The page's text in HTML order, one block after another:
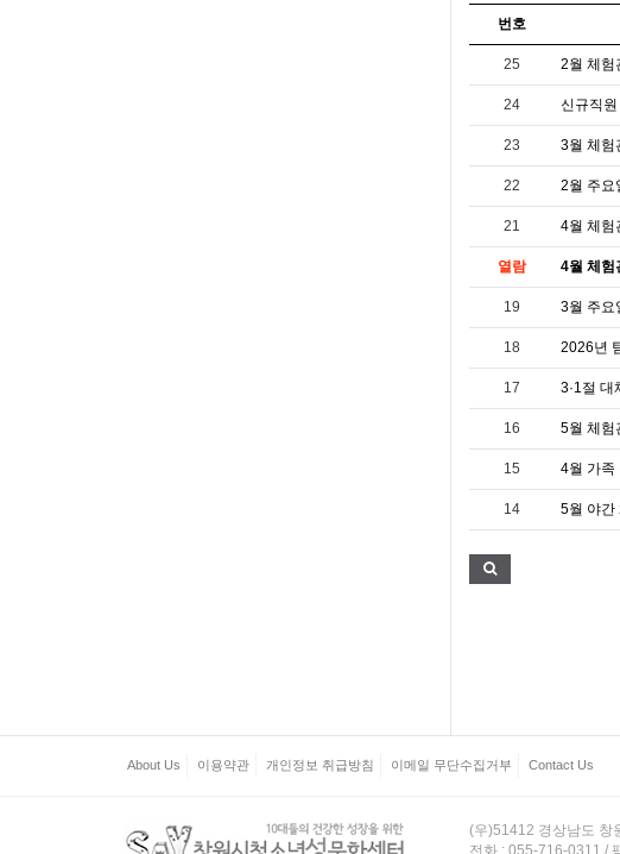
번호
25 2월 체험
24 신규직
23 3월 체험
22 2월 주요
21 4월 체험
열람 4월 체험
19 3월 주요
18 2026년
17 3·1절 대
16 5월 체험
15 4월 가족
14 5월 야간
About Us 이용약관 개인정보 취급방침 이메일 무단수집거부 Contact Us
(우)51412 경상남도 창
전화 : 055-716-0311 /